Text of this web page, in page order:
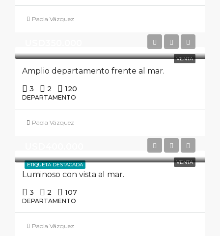
Paola Vázquez
VENTA
Amplio departamento frente al mar.
3 2 120
DEPARTAMENTO
Paola Vázquez
ETIQUETA DESTACADA VENTA
Luminoso con vista al mar.
3 2 107
DEPARTAMENTO
Paola Vázquez